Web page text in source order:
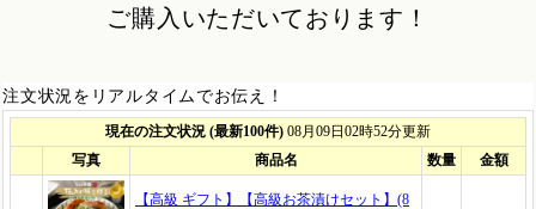
ご購入いただいております！
注文状況をリアルタイムでお伝え！